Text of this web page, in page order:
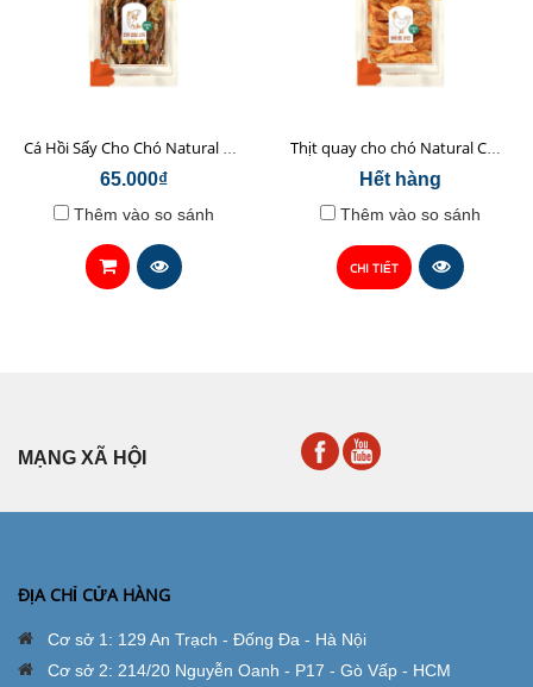
Cá Hồi Sấy Cho Chó Natural Core 45gr
65.000₫
Thêm vào so sánh
Thịt quay cho chó Natural Core 70g
Hết hàng
Thêm vào so sánh
CHI TIẾT
MẠNG XÃ HỘI
ĐỊA CHỈ CỬA HÀNG
Cơ sở 1: 129 An Trạch - Đống Đa - Hà Nội
Cơ sở 2: 214/20 Nguyễn Oanh - P17 - Gò Vấp - HCM